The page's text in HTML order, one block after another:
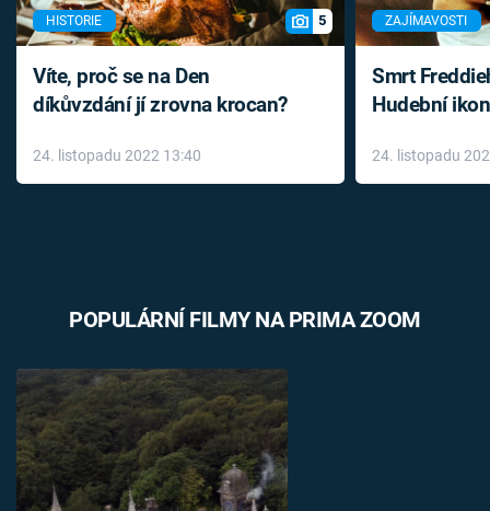
HISTORIE 5
Víte, proč se na Den
díkůvzdání jí zrovna krocan?
24. listopadu 2022 13:40
ZAJÍMAVOSTI
Smrt
Hudební
léky
24. listopadu
POPULÁRNÍ FILMY NA PRIMA ZOOM